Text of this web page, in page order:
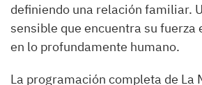
definiendo una relación familiar.
sensible que encuentra su fuerza
en lo profundamente humano.
La programación completa de La